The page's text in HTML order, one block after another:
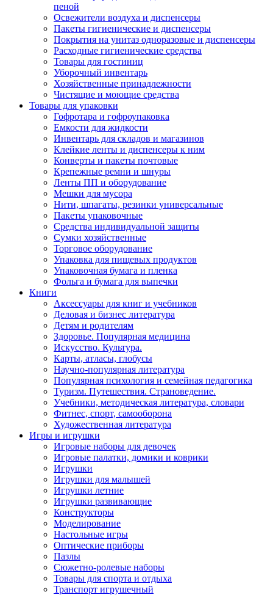
пеной
Освежители воздуха и диспенсеры
Пакеты гигиенические и диспенсеры
Покрытия на унитаз одноразовые и диспенсеры
Расходные гигиенические средства
Товары для гостиниц
Уборочный инвентарь
Хозяйственные принадлежности
Чистящие и моющие средства
Товары для упаковки
Гофротара и гофроупаковка
Емкости для жидкости
Инвентарь для складов и магазинов
Клейкие ленты и диспенсеры к ним
Конверты и пакеты почтовые
Крепежные ремни и шнуры
Ленты ПП и оборудование
Мешки для мусора
Нити, шпагаты, резинки универсальные
Пакеты упаковочные
Средства индивидуальной защиты
Сумки хозяйственные
Торговое оборудование
Упаковка для пищевых продуктов
Упаковочная бумага и пленка
Фольга и бумага для выпечки
Книги
Аксессуары для книг и учебников
Деловая и бизнес литература
Детям и родителям
Здоровье. Популярная медицина
Искусство. Культура.
Карты, атласы, глобусы
Научно-популярная литература
Популярная психология и семейная педагогика
Туризм. Путешествия. Страноведение.
Учебники, методическая литература, словари
Фитнес, спорт, самооборона
Художественная литература
Игры и игрушки
Игровые наборы для девочек
Игровые палатки, домики и коврики
Игрушки
Игрушки для малышей
Игрушки летние
Игрушки развивающие
Конструкторы
Моделирование
Настольные игры
Оптические приборы
Пазлы
Сюжетно-ролевые наборы
Товары для спорта и отдыха
Транспорт игрушечный